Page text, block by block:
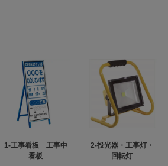
1-工事看板 工事中
看板
2-投光器・工事灯・
回転灯